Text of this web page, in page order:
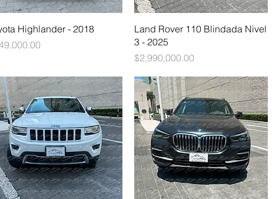
Vista rápida
Highlander - 2018
Vista rápida
Land Rover 110 Blindada Nivel
3 - 2025
Precio
$2,990,000.00